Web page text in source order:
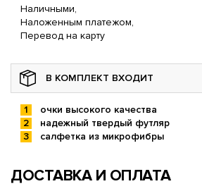
Наличными,
Наложенным платежом,
Перевод на карту
В КОМПЛЕКТ ВХОДИТ
очки высокого качества
надежный твердый футляр
салфетка из микрофибры
ДОСТАВКА И ОПЛАТА